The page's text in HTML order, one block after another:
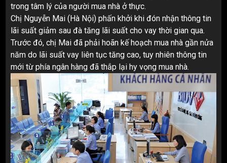
trong tâm lý của người mua nhà ở thực.
Chị Nguyễn Mai (Hà Nội) phấn khởi khi đón nhận thông tin
lãi suất giảm sau đà tăng lãi suất cho vay thời gian qua.
Trước đó, chị Mai đã phải hoãn kế hoạch mua nhà gần nửa
năm do lãi suất vay liên tục tăng cao, tuy nhiên thông tin
mới từ phía ngân hàng đã thắp lại hy vọng mua nhà.